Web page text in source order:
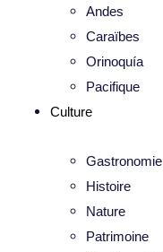
Andes
Caraïbes
Orinoquía
Pacifique
Culture
Gastronomie
Histoire
Nature
Patrimoine